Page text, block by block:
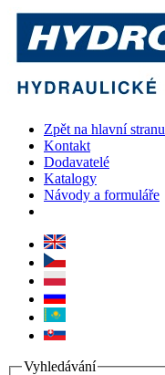
Zpět na hlavní stranu
Kontakt
Dodavatelé
Katalogy
Návody a formuláře
Vyhledávání